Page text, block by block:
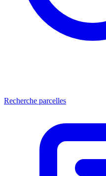
Recherche parcelles